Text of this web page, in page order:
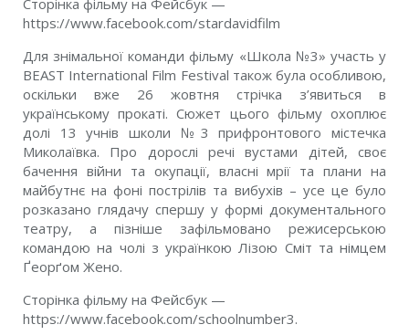
Сторінка фільму на Фейсбук —
https://www.facebook.com/stardavidfilm
Для знімальної команди фільму «Школа №3» участь у
BEAST International Film Festival також була особливою,
оскільки вже 26 жовтня стрічка з’явиться в
українському прокаті. Сюжет цього фільму охоплює
долі 13 учнів школи №3 прифронтового містечка
Миколаївка. Про дорослі речі вустами дітей, своє
бачення війни та окупації, власні мрії та плани на
майбутнє на фоні пострілів та вибухів – усе це було
розказано глядачу спершу у формі документального
театру, а пізніше зафільмовано режисерською
командою на чолі з українкою Лізою Сміт та німцем
Ґеорґом Жено.
Сторінка фільму на Фейсбук —
https://www.facebook.com/schoolnumber3.